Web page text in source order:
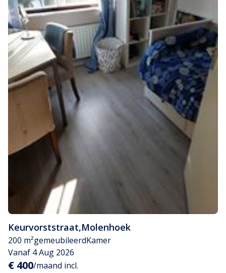
Keurvorststraat,Molenhoek
200 m²gemeubileerdKamer
Vanaf 4 Aug 2026
€ 400/maand incl.